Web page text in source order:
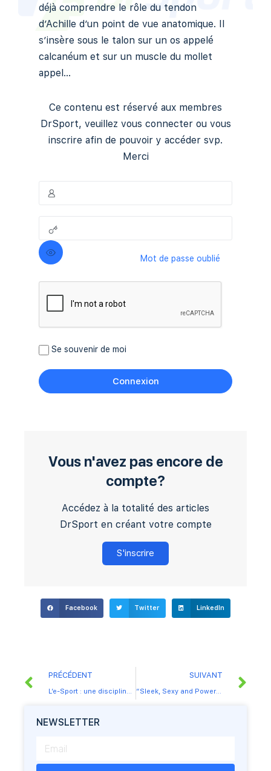
déjà comprendre le rôle du tendon
d’Achille d’un point de vue anatomique. Il
s’insère sous le talon sur un os appelé
calcanéum et sur un muscle du mollet
appel...
Ce contenu est réservé aux membres
DrSport, veuillez vous connecter ou vous
inscrire afin de pouvoir y accéder svp.
Merci
Se souvenir de moi
Mot de passe oublié
Vous n'avez pas encore de
compte?
Accédez à la totalité des articles
DrSport en créant votre compte
S'inscrire
Facebook Twitter LinkedIn
PRÉCÉDENT
L’e-Sport : une discipline sportive à part entière ?
SUIVANT
“Sleek, Sexy and Powerful” (“Svelte, Sexy et Puissante”) avec le Piloxing !
NEWSLETTER